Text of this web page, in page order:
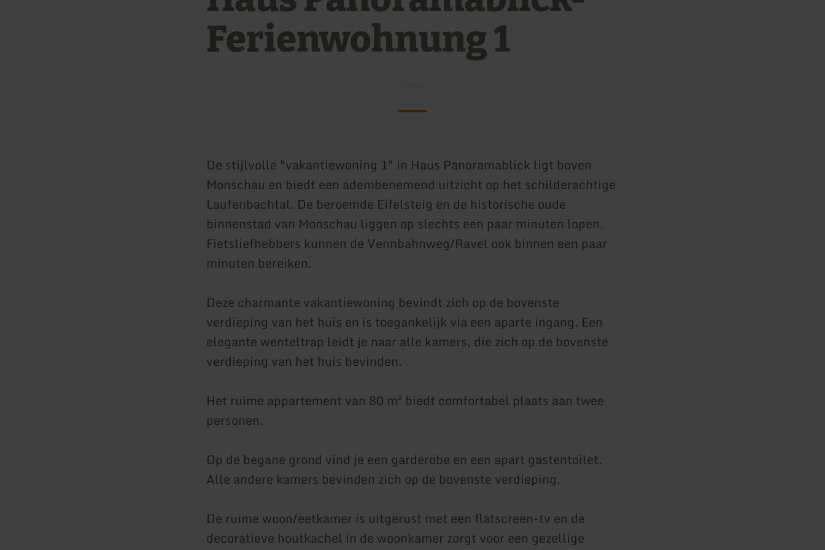
Ferienwohnung 1
De stijlvolle "vakantiewoning 1" in Haus Panoramablick ligt boven
Monschau en biedt een adembenemend uitzicht op het schilderachtige
Laufenbachtal. De beroemde Eifelsteig en de historische oude
binnenstad van Monschau liggen op slechts een paar minuten lopen.
Fietsliefhebbers kunnen de Vennbahnweg/Ravel ook binnen een paar
minuten bereiken.
Deze charmante vakantiewoning bevindt zich op de bovenste
verdieping van het huis en is toegankelijk via een aparte ingang. Een
elegante wenteltrap leidt je naar alle kamers, die zich op de bovenste
verdieping van het huis bevinden.
Het ruime appartement van 80 m² biedt comfortabel plaats aan twee
personen.
Op de begane grond vind je een garderobe en een apart gastentoilet.
Alle andere kamers bevinden zich op de bovenste verdieping.
De ruime woon/eetkamer is uitgerust met een flatscreen-tv en de
decoratieve houtkachel in de woonkamer zorgt voor een gezellige